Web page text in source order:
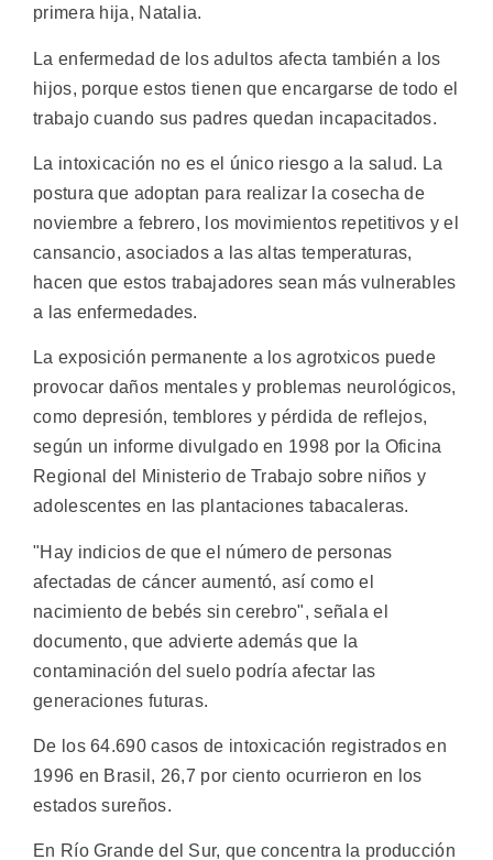
primera hija, Natalia.
La enfermedad de los adultos afecta también a los
hijos, porque estos tienen que encargarse de todo el
trabajo cuando sus padres quedan incapacitados.
La intoxicación no es el único riesgo a la salud. La
postura que adoptan para realizar la cosecha de
noviembre a febrero, los movimientos repetitivos y el
cansancio, asociados a las altas temperaturas,
hacen que estos trabajadores sean más vulnerables
a las enfermedades.
La exposición permanente a los agrotxicos puede
provocar daños mentales y problemas neurológicos,
como depresión, temblores y pérdida de reflejos,
según un informe divulgado en 1998 por la Oficina
Regional del Ministerio de Trabajo sobre niños y
adolescentes en las plantaciones tabacaleras.
"Hay indicios de que el número de personas
afectadas de cáncer aumentó, así como el
nacimiento de bebés sin cerebro", señala el
documento, que advierte además que la
contaminación del suelo podría afectar las
generaciones futuras.
De los 64.690 casos de intoxicación registrados en
1996 en Brasil, 26,7 por ciento ocurrieron en los
estados sureños.
En Río Grande del Sur, que concentra la producción